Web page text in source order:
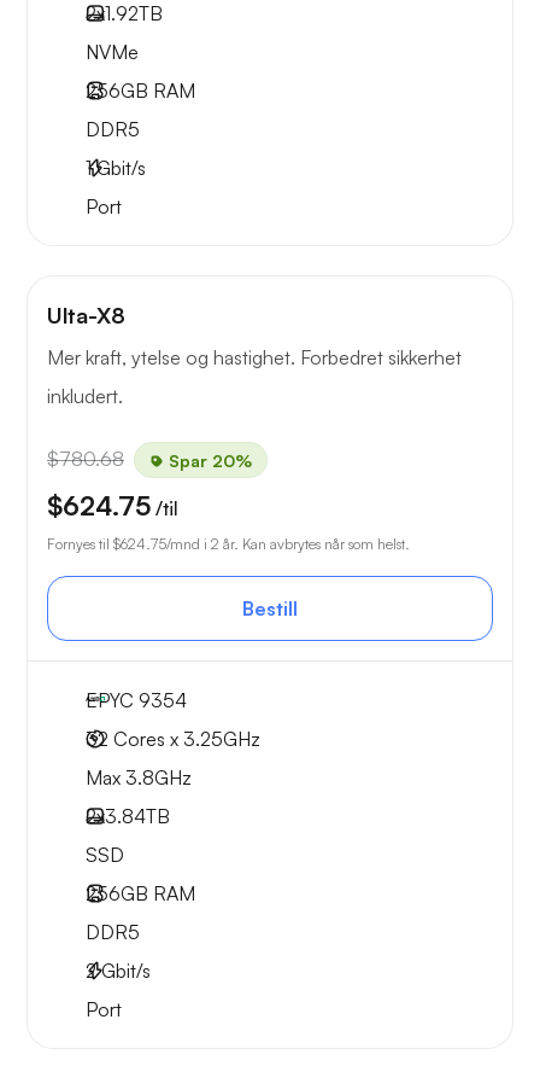
2x1.92TB
NVMe
256GB RAM
DDR5
1Gbit/s
Port
Ulta-X8
Mer kraft, ytelse og hastighet. Forbedret sikkerhet
inkludert.
$780.68 Spar 20%
$624.75 /til
Fornyes til $624.75/mnd i 2 år. Kan avbrytes når som helst.
Bestill
EPYC 9354
32 Cores x 3.25GHz
Max 3.8GHz
2x3.84TB
SSD
256GB RAM
DDR5
2Gbit/s
Port